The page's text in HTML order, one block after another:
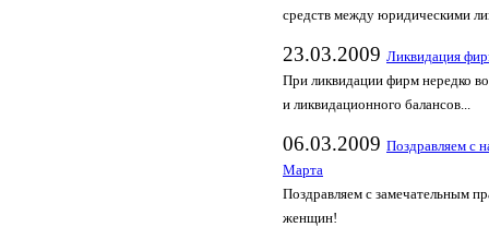
средств между юридическими
23.03.2009 Ликвидация
При ликвидации фирм нередко
и ликвидационного балансов...
06.03.2009 Поздравляем с
Марта
Поздравляем с замечательным
женщин!